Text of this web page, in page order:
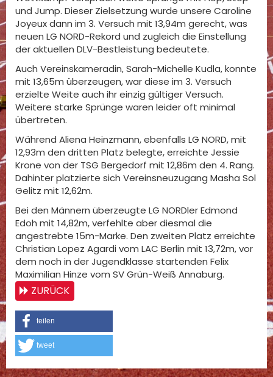
und Jump. Dieser Zielsetzung wurde unsere Caroline
Joyeux dann im 3. Versuch mit 13,94m gerecht, was
neuen LG NORD-Rekord und zugleich die Einstellung
der aktuellen DLV-Bestleistung bedeutete.
Auch Vereinskameradin, Sarah-Michelle Kudla, konnte
mit 13,65m überzeugen, war diese im 3. Versuch
erzielte Weite auch ihr einzig gültiger Versuch.
Weitere starke Sprünge waren leider oft minimal
übertreten.
Während Aliena Heinzmann, ebenfalls LG NORD, mit
12,93m den dritten Platz belegte, erreichte Jessie
Krone von der TSG Bergedorf mit 12,86m den 4. Rang.
Dahinter platzierte sich Vereinsneuzugang Masha Sol
Gelitz mit 12,62m.
Bei den Männern überzeugte LG NORDler Edmond
Edoh mit 14,82m, verfehlte aber diesmal die
angestrebte 15m-Marke. Den zweiten Platz erreichte
Christian Lopez Agardi vom LAC Berlin mit 13,72m, vor
dem noch in der Jugendklasse startenden Felix
Maximilian Hinze vom SV Grün-Weiß Annaburg.
ZURÜCK
teilen
tweet